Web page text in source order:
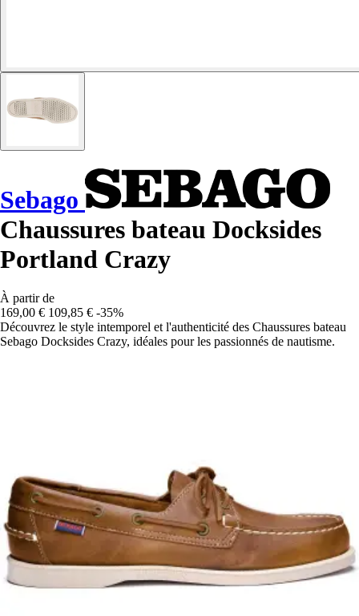
Sebago
Chaussures bateau Docksides
Portland Crazy
À partir de
169,00 € 109,85 € -35%
Découvrez le style intemporel et l'authenticité des Chaussures bateau
Sebago Docksides Crazy, idéales pour les passionnés de nautisme.